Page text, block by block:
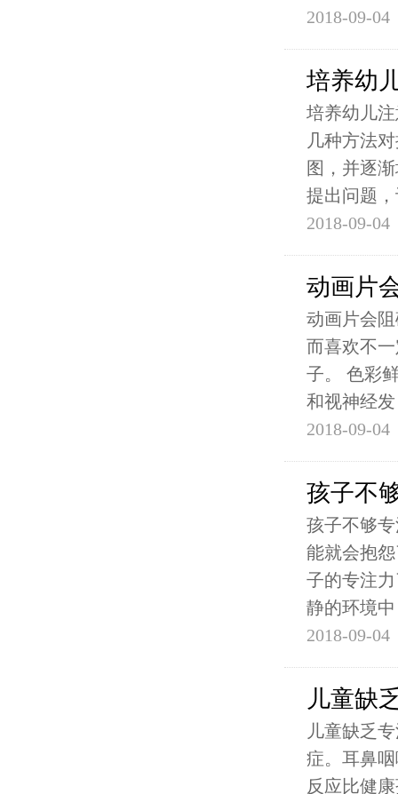
2018-09-04
培养幼
培养幼儿
几种方法
图，并逐
提出问题
2018-09-04
动画片
动画片会
而喜欢不
子。 色彩
和视神经发
2018-09-04
孩子不
孩子不够
能就会抱
子的专注
静的环境中
2018-09-04
儿童缺
儿童缺乏
症。耳鼻
反应比健